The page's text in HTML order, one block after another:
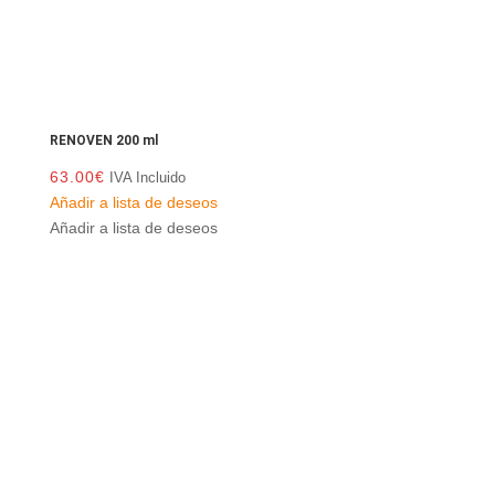
RENOVEN 200 ml
63.00€ IVA Incluido
Añadir a lista de deseos
Añadir a lista de deseos